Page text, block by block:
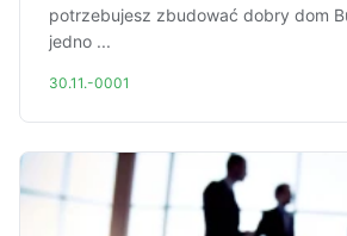
potrzebujesz zbudować dobry dom
jedno ...
30.11.-0001